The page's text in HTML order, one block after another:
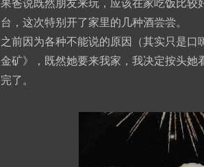
果爸说既然朋友来玩，应该在家吃饭比
台，这次特别开了家里的几种酒尝尝。
之前因为各种不能说的原因（其实只是口
金矿》，既然她要来我家，我决定按头
完了。